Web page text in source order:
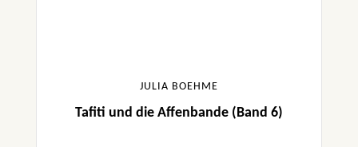
JULIA BOEHME
Tafiti und die Affenbande (Band 6)